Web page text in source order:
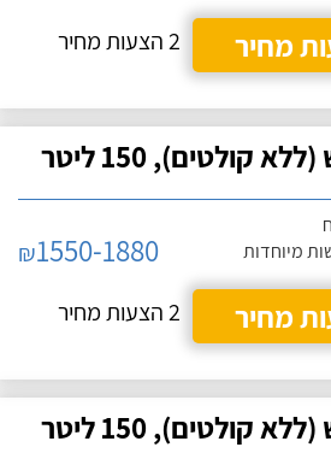
מחיר
2 הצעות מחיר
150 ליטר
מיוחדות
₪1550-1880
מחיר
2 הצעות מחיר
150 ליטר